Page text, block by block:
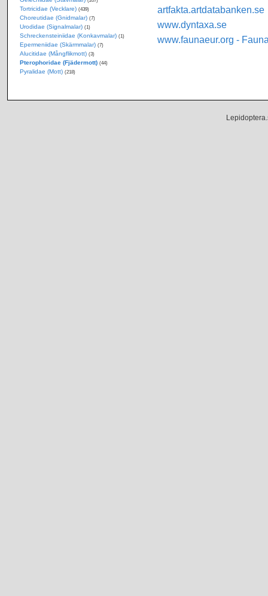
artfakta.artdatabanken.se
www.dyntaxa.se
www.faunaeur.org -
Tortricidae (Vecklare) (439)
Choreutidae (Gnidmalar) (7)
Urodidae (Signalmalar) (1)
Schreckensteiniidae (Konkavmalar) (1)
Epermeniidae (Skärmmalar) (7)
Alucitidae (Mångflikmott) (3)
Pterophoridae (Fjädermott) (44)
Pyralidae (Mott) (218)